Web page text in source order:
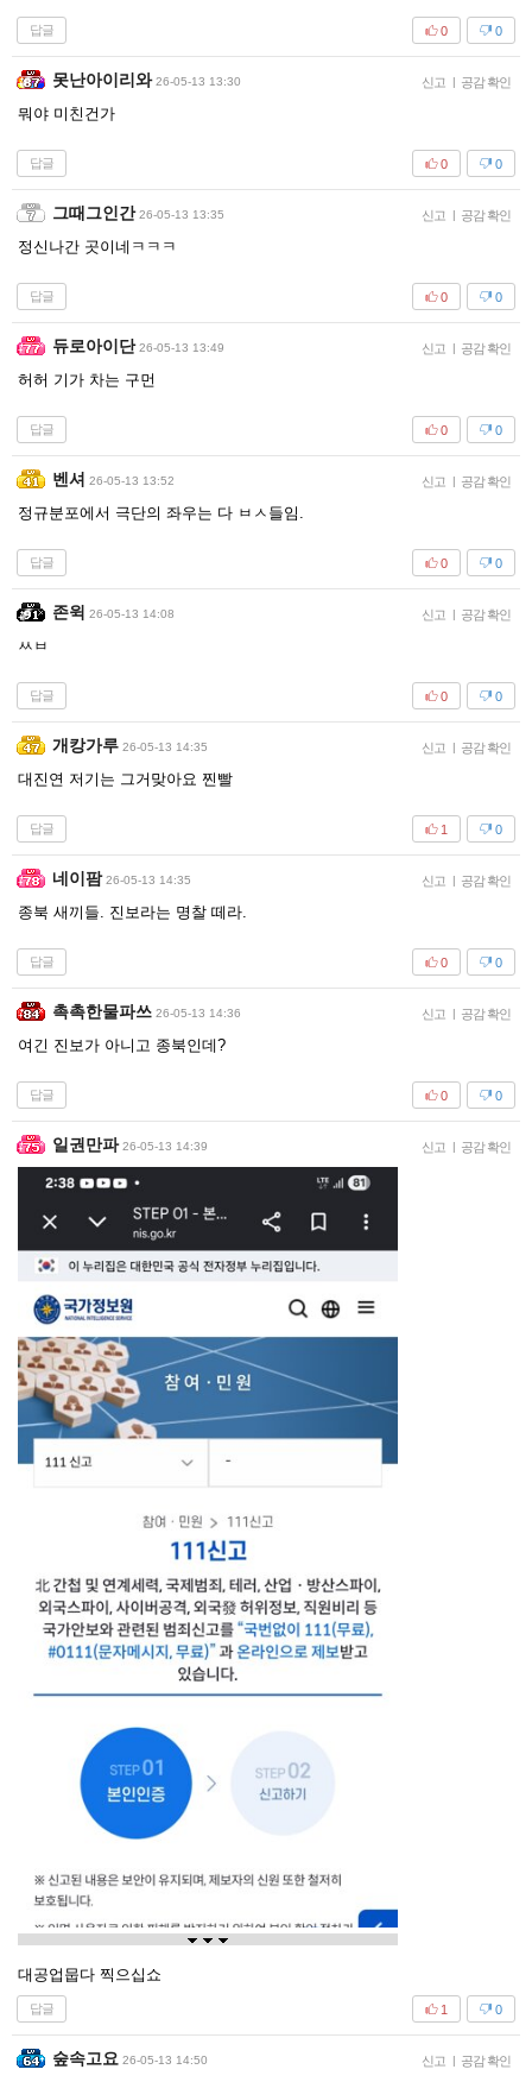
답글 0
0
못난아이리와 26-05-13 13:30 신고 | 공감 확인
뭐야 미친건가
답글 0
0
그때그인간 26-05-13 13:35 신고 | 공감 확인
정신나간 곳이네ㅋㅋㅋ
답글 0
0
듀로아이단 26-05-13 13:49 신고 | 공감 확인
허허 기가 차는 구먼
답글 0
0
벤셔 26-05-13 13:52 신고 | 공감 확인
정규분포에서 극단의 좌우는 다 ㅂㅅ들임.
답글 0
0
존윅 26-05-13 14:08 신고 | 공감 확인
ㅆㅂ
답글 0
0
개캉가루 26-05-13 14:35 신고 | 공감 확인
대진연 저기는 그거맞아요 찐빨
답글 0
1
네이팜 26-05-13 14:35 신고 | 공감 확인
종북 새끼들. 진보라는 명찰 떼라.
답글 0
0
촉촉한물파쓰 26-05-13 14:36 신고 | 공감 확인
여긴 진보가 아니고 종북인데?
답글 0
0
일권만파 26-05-13 14:39 신고 | 공감 확인
대공업뭅다 찍으십쇼
답글 0
1
숲속고요 26-05-13 14:50 신고 | 공감 확인